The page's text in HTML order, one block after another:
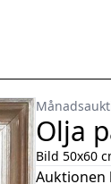
Olja
Bild 50x60
Auktionen